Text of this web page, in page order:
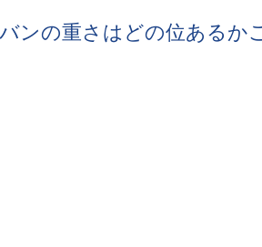
ンの重さはどの位あるか